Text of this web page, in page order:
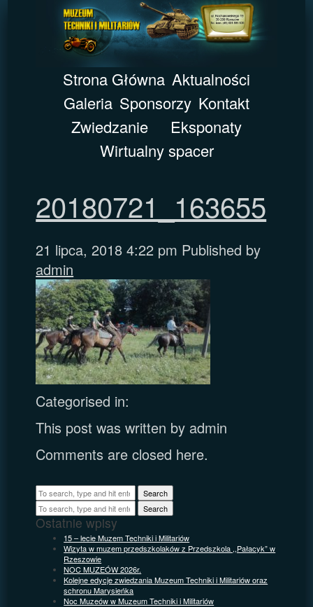
Strona Główna Aktualności
Galeria Sponsorzy Kontakt
Zwiedzanie
Eksponaty
Wirtualny spacer
20180721_163655
21 lipca, 2018 4:22 pm Published by
admin
Categorised in:
This post was written by admin
Comments are closed here.
Search
Search
Ostatnie wpisy
15 – lecie Muzem Techniki i Militariów
Wizyta w muzem przedszkolaków z Przedszkola ,,Pałacyk” w
Rzeszowie
NOC MUZEÓW 2026r.
Kolejne edycje zwiedzania Muzeum Techniki i Militariów oraz
schronu Marysieńka
Noc Muzeów w Muzeum Techniki i Militariów